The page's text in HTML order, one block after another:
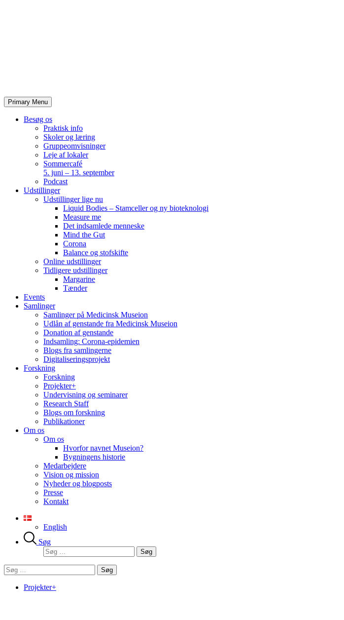
Primary Menu
Besøg os
Praktisk info
Skoler og læring
Gruppeomvisninger
Leje af lokaler
Sommercafé
5. juni – 13. september
Podcast
Udstillinger
Udstillinger lige nu
Liquid Bodies – Stamceller og ny bioteknologi
Measure me
Det indsamlede menneske
Mind the Gut
Corona
Balance og stofskifte
Online udstillinger
Tidligere udstillinger
Margarine
Tænder
Events
Samlinger
Samlinger på Medicinsk Museion
Udlån af genstande fra Medicinsk Museion
Donation af genstande
Indsamling: Corona-epidemien
Blogs fra samlingerne
Digitaliseringsprojekt
Forskning
Forskning
Projekter+
Undervisning og seminarer
Research Staff
Blogs om forskning
Publikationer
Om os
Om os
Hvorfor navnet Museion?
Bygningens historie
Medarbejdere
Vision og mission
Nyheder og blogposts
Presse
Kontakt
English
Søg
Søg
efter:
Søg
efter:
Projekter+